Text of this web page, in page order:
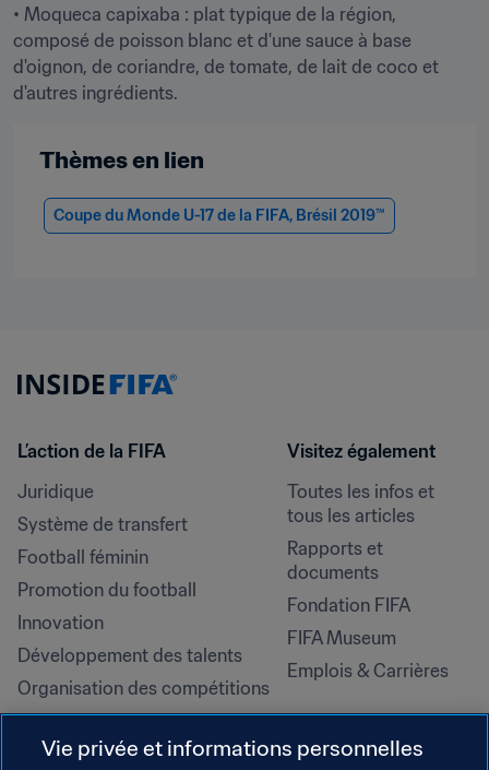
• Moqueca capixaba : plat typique de la région,
composé de poisson blanc et d'une sauce à base
d'oignon, de coriandre, de tomate, de lait de coco et
d'autres ingrédients.
Thèmes en lien
Coupe du Monde U-17 de la FIFA, Brésil 2019™
L’action de la FIFA
Juridique
Système de transfert
Football féminin
Promotion du football
Innovation
Développement des talents
Organisation des compétitions
Développement durable
Droits de l'homme et lutte contre
Visitez également
Toutes les infos et
tous les articles
Rapports et
documents
Fondation FIFA
FIFA Museum
Emplois & Carrières
Vie privée et informations personnelles